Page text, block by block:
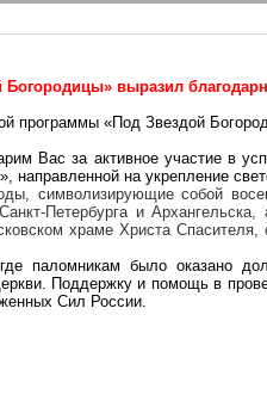
выразил
программы «Под Звездой
Вас за активное участие в
на укрепление
символизирующие собой
Санкт-Петербургаи Архангельска,
храме Христа
паломникам было оказано
Поддержку и помощь в
Сил России.